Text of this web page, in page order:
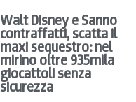
Walt Disney e Sanno
contraffatti, scatta il
maxi sequestro: nel
mirino oltre 935mila
giocattoli senza
sicurezza